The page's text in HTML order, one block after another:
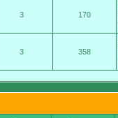
3 170
3 358